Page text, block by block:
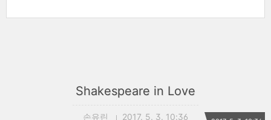
Shakespeare in Love
손유린 2017. 5. 3. 10:36